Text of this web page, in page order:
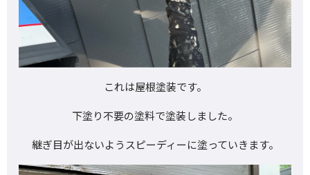
これは屋根塗装です。
下塗り不要の塗料で塗装しました。
継ぎ目が出ないようスピーディーに塗っていきます。